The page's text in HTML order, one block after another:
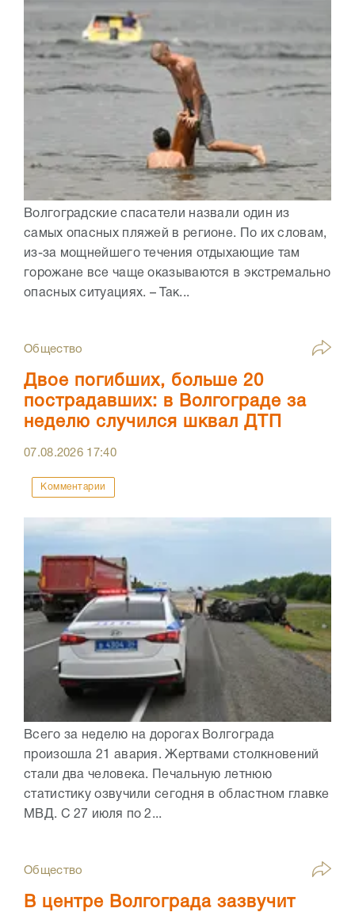
Волгоградские спасатели назвали один из
самых опасных пляжей в регионе. По их словам,
из-за мощнейшего течения отдыхающие там
горожане все чаще оказываются в экстремально
опасных ситуациях. – Так...
Общество
Двое погибших, больше 20
пострадавших: в Волгограде за
неделю случился шквал ДТП
07.08.2026 17:40
Комментарии
Всего за неделю на дорогах Волгограда
произошла 21 авария. Жертвами столкновений
стали два человека. Печальную летнюю
статистику озвучили сегодня в областном главке
МВД. С 27 июля по 2...
Общество
В центре Волгограда зазвучит